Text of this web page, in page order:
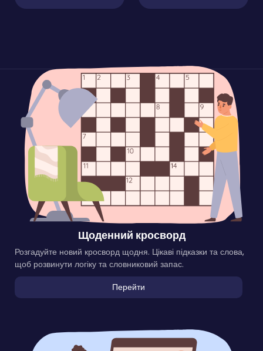
Щоденний кросворд
Розгадуйте новий кросворд щодня. Цікаві підказки та слова,
щоб розвинути логіку та словниковий запас.
Перейти